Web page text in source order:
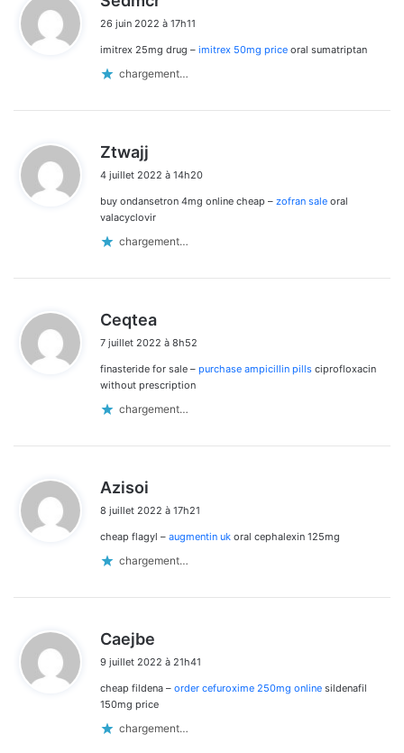
t
26 juin 2022 à 17h11
imitrex 25mg drug – imitrex 50mg price oral sumatriptan
chargement…
Ztwajj
t
:
4 juillet 2022 à 14h20
buy ondansetron 4mg online cheap – zofran sale oral
valacyclovir
chargement…
Ceqtea
t
:
7 juillet 2022 à 8h52
finasteride for sale – purchase ampicillin pills ciprofloxacin
without prescription
chargement…
Azisoi
t
8 juillet 2022 à 17h21
cheap flagyl – augmentin uk oral cephalexin 125mg
chargement…
Caejbe
t
:
9 juillet 2022 à 21h41
cheap fildena – order cefuroxime 250mg online sildenafil
150mg price
chargement…